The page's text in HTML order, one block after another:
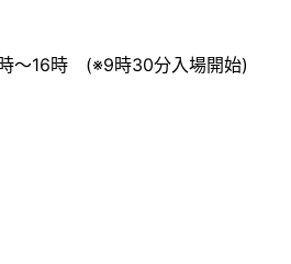
～16時 (※9時30分入場開始)